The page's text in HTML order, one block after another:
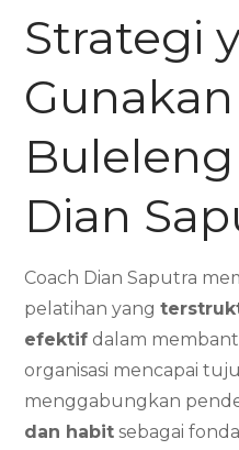
Strategi
Dian
Coach Dian Saputra
pelatihan yang
efektif dalam
organisasi mencapai
menggabungkan
dan habit sebagai